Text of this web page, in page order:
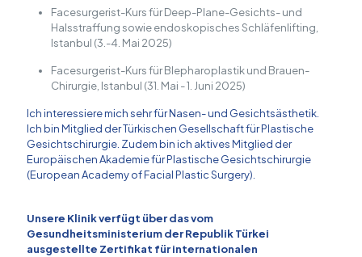
Facesurgerist-Kurs für Deep-Plane-Gesichts- und
Halsstraffung sowie endoskopisches Schläfenlifting,
Istanbul (3.-4. Mai 2025)
Facesurgerist-Kurs für Blepharoplastik und Brauen-
Chirurgie, Istanbul (31. Mai - 1. Juni 2025)
Ich interessiere mich sehr für Nasen- und Gesichtsästhetik.
Ich bin Mitglied der Türkischen Gesellschaft für Plastische
Gesichtschirurgie. Zudem bin ich aktives Mitglied der
Europäischen Akademie für Plastische Gesichtschirurgie
(European Academy of Facial Plastic Surgery).
Unsere Klinik verfügt über das vom
Gesundheitsministerium der Republik Türkei
ausgestellte Zertifikat für internationalen